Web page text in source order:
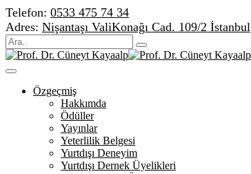
Telefon: 0533 475 74 34
Adres: Nişantaşı ValiKonağı Cad. 109/2 İstanbul
Özgeçmiş
Hakkımda
Ödüller
Yayınlar
Yeterlilik Belgesi
Yurtdışı Deneyim
Yurtdışı Dernek Üyelikleri